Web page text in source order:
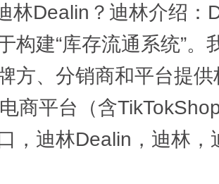
林Dealin？迪林介绍：
构建“库存流通系统”
方、分销商和平台提
商平台（含
，迪林Dealin，迪林